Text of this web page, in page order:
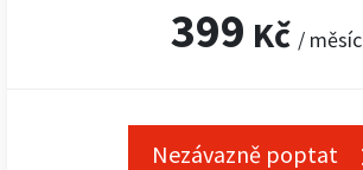
399 Kč / měsíc
Nezávazně poptat